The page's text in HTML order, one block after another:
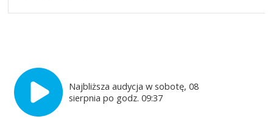
Najbliższa audycja w sobotę, 08
sierpnia po godz. 09:37